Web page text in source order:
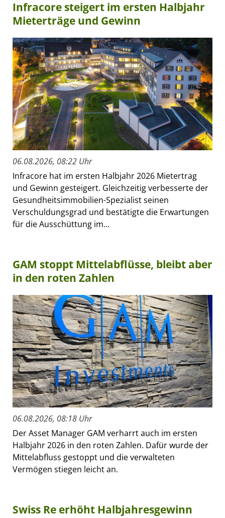
Infracore steigert im ersten Halbjahr
Mieterträge und Gewinn
06.08.2026, 08:22 Uhr
Infracore hat im ersten Halbjahr 2026 Mietertrag
und Gewinn gesteigert. Gleichzeitig verbesserte der
Gesundheitsimmobilien-Spezialist seinen
Verschuldungsgrad und bestätigte die Erwartungen
für die Ausschüttung im...
GAM stoppt Mittelabflüsse, bleibt aber
in den roten Zahlen
06.08.2026, 08:18 Uhr
Der Asset Manager GAM verharrt auch im ersten
Halbjahr 2026 in den roten Zahlen. Dafür wurde der
Mittelabfluss gestoppt und die verwalteten
Vermögen stiegen leicht an.
Swiss Re erhöht Halbjahresgewinn